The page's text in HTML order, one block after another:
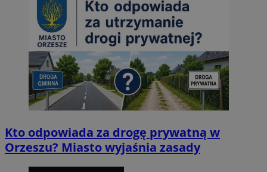
Kto odpowiada za drogę prywatną w
Orzeszu? Miasto wyjaśnia zasady